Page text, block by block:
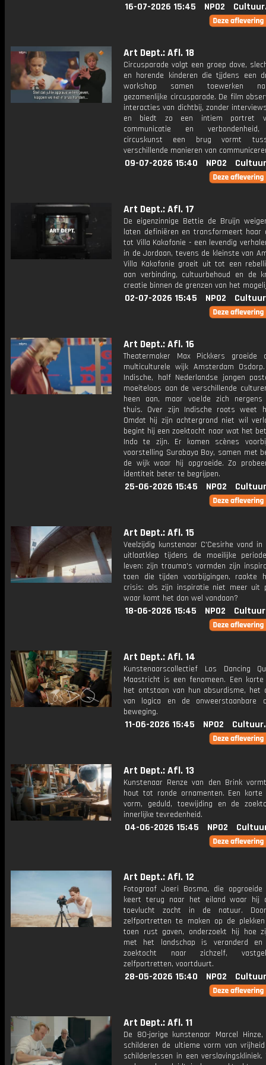
16-07-2026 15:45 NPO2
Art Dept.: Afl. 18
Circusparade volgt een groep dove,
en horende kinderen die tjjdens een
workshop samen toewerken
gezamenlijke circusparade. De film
interacties van dichtbij, zonder
en biedt zo een intiem portret
communicatie en
circuskunst een brug vormt
verschillende manieren van
09-07-2026 15:40 NPO2
Art Dept.: Afl. 17
De eigenzinnige Bettie de Bruijn
laten definiëren en transformeert haar
tot Villa Kakofonie - een levendig
in de Jordaan, tevens de kleinste van
Villa Kakofonie groeit uit tot een
aan verbinding, cultuurbehoud en de
creatie binnen de grenzen van het
02-07-2026 15:45 NPO2
Art Dept.: Afl. 16
Theatermaker Max Pickkers
multiculturele wijk Amsterdam
Indische, half Nederlandse jongen
moeiteloos aan de verschillende
heen aan, maar voelde zich nergens
thuis. Over zijn Indische roots weet
Omdat hij zijn achtergrond niet wil
begint hij een zoektocht naar wat het
Indo te zijn. Er komen scènes
voorstelling Surabaya Boy, samen met
de wijk waar hij opgroeide. Zo
identiteit beter te begrijpen.
25-06-2026 15:45 NPO2
Art Dept.: Afl. 15
Veelzijdig kunstenaar C'Cesirhe vond
uitlaatklep tijdens de moeilijke
leven: zijn trauma's vormden zijn
toen die tijden voorbijgingen, raakte
crisis: als zijn inspiratie niet meer uit
waar komt het dan wel vandaan?
18-06-2026 15:45 NPO2
Art Dept.: Afl. 14
Kunstenaarscollectief Los Dancing
Maastricht is een fenomeen. Een
het ontstaan van hun absurdisme, het
van logica en de onweerstaanbare
beweging.
11-06-2026 15:45 NPO2
Art Dept.: Afl. 13
Kunstenaar Renze van den Brink
hout tot ronde ornamenten. Een
vorm, geduld, toewijding en de
innerlijke tevredenheid.
04-06-2026 15:45 NPO2
Art Dept.: Afl. 12
Fotograaf Joeri Bosma, die opgroeide
keert terug naar het eiland waar hij
toevlucht zocht in de natuur.
zelfportretten te maken op de
toen rust gaven, onderzoekt hij hoe
met het landschap is veranderd
zoektocht naar zichzelf,
zelfportretten, voortduurt.
28-05-2026 15:40 NPO2
Art Dept.: Afl. 11
De 80-jarige kunstenaar Marcel
schilderen de ultieme vorm van
schilderlessen in een